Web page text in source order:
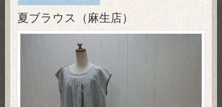
夏ブラウス（麻生店）